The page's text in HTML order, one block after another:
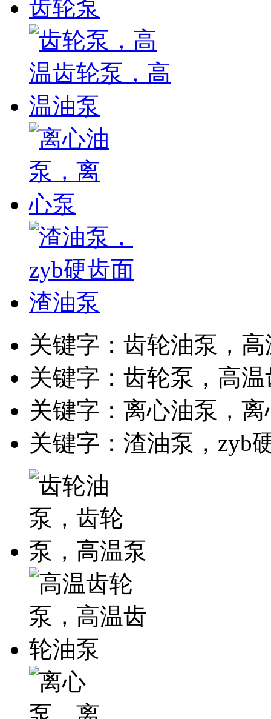
关键字：齿轮油泵，
关键字：齿轮泵，高
关键字：离心油泵，
关键字：渣油泵，zyb